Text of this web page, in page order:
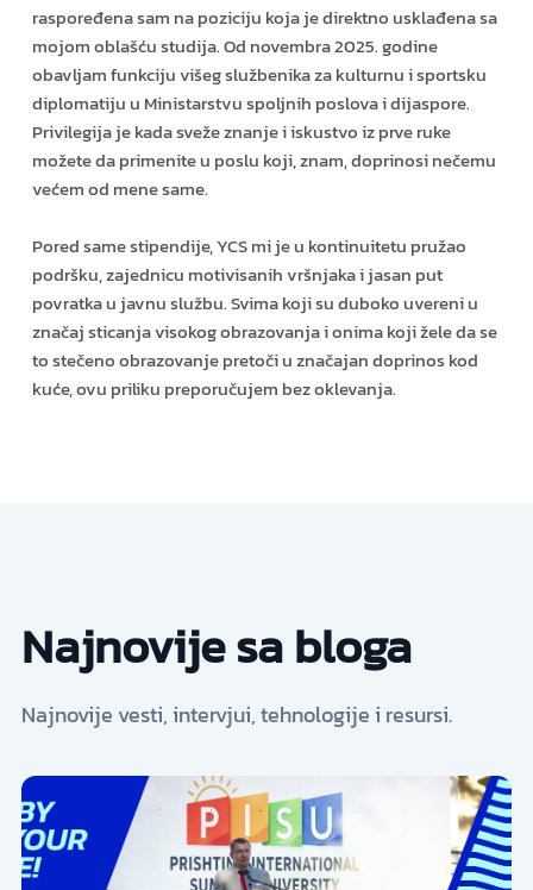
raspoređena sam na poziciju koja je direktno usklađena sa
mojom oblašću studija. Od novembra 2025. godine
obavljam funkciju višeg službenika za kulturnu i sportsku
diplomatiju u Ministarstvu spoljnih poslova i dijaspore.
Privilegija je kada sveže znanje i iskustvo iz prve ruke
možete da primenite u poslu koji, znam, doprinosi nečemu
većem od mene same.
Pored same stipendije, YCS mi je u kontinuitetu pružao
podršku, zajednicu motivisanih vršnjaka i jasan put
povratka u javnu službu. Svima koji su duboko uvereni u
značaj sticanja visokog obrazovanja i onima koji žele da se
to stečeno obrazovanje pretoči u značajan doprinos kod
kuće, ovu priliku preporučujem bez oklevanja.
Najnovije sa bloga
Najnovije vesti, intervjui, tehnologije i resursi.